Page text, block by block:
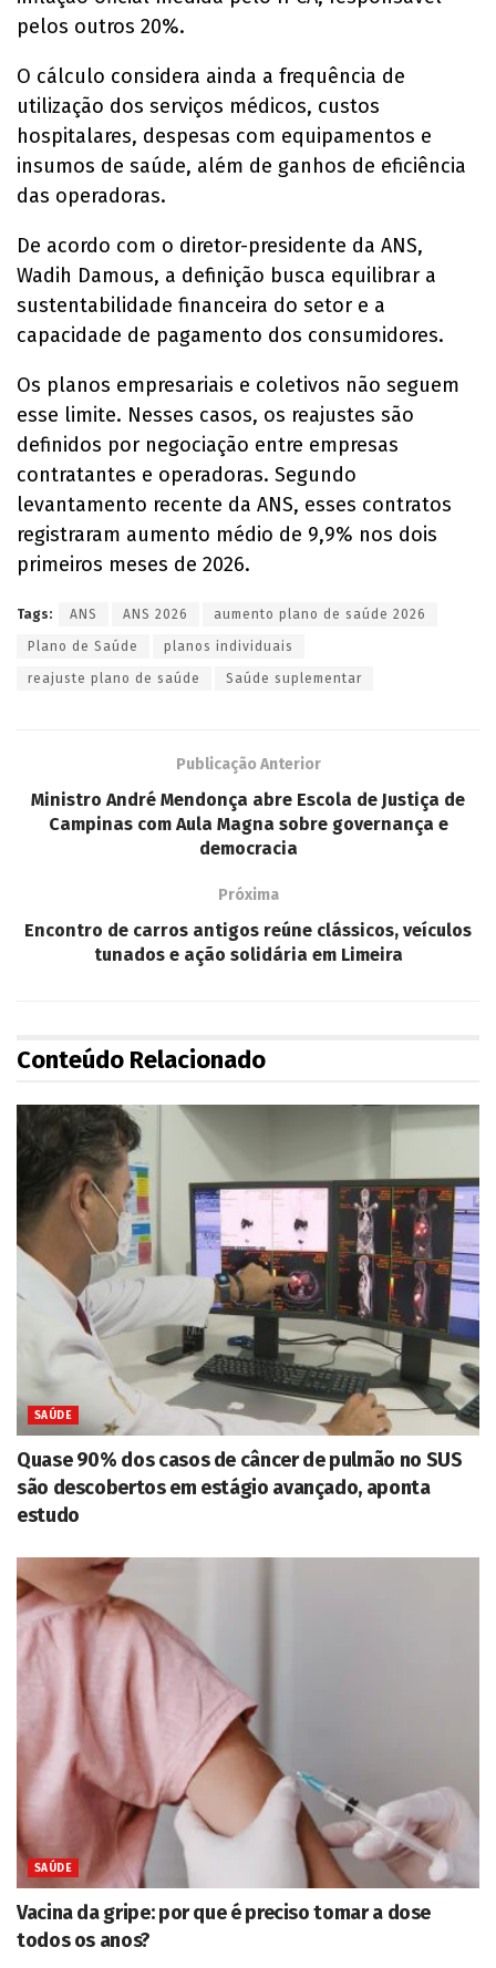
pelos outros 20%.
O cálculo considera ainda a frequência de
utilização dos serviços médicos, custos
hospitalares, despesas com equipamentos e
insumos de saúde, além de ganhos de eficiência
das operadoras.
De acordo com o diretor-presidente da ANS,
Wadih Damous, a definição busca equilibrar a
sustentabilidade financeira do setor e a
capacidade de pagamento dos consumidores.
Os planos empresariais e coletivos não seguem
esse limite. Nesses casos, os reajustes são
definidos por negociação entre empresas
contratantes e operadoras. Segundo
levantamento recente da ANS, esses contratos
registraram aumento médio de 9,9% nos dois
primeiros meses de 2026.
Tags: ANS ANS 2026 aumento plano de saúde 2026
Plano de Saúde planos individuais
reajuste plano de saúde Saúde suplementar
Publicação Anterior
Ministro André Mendonça abre Escola de Justiça de
Campinas com Aula Magna sobre governança e
democracia
Próxima
Encontro de carros antigos reúne clássicos, veículos
tunados e ação solidária em Limeira
Conteúdo Relacionado
SAÚDE
Quase 90% dos casos de câncer de pulmão no SUS
são descobertos em estágio avançado, aponta
estudo
SAÚDE
Vacina da gripe: por que é preciso tomar a dose
todos os anos?